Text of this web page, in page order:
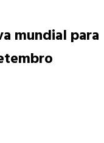
mundial para